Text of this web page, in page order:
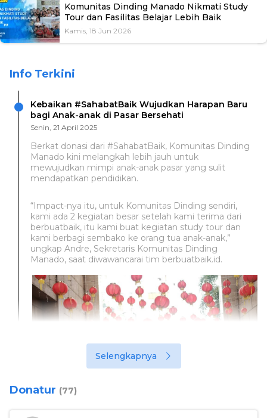
Komunitas Dinding Manado Nikmati Study
Tour dan Fasilitas Belajar Lebih Baik
Kamis, 18 Jun 2026
Info Terkini
Kebaikan #SahabatBaik Wujudkan Harapan Baru
bagi Anak-anak di Pasar Bersehati
Senin, 21 April 2025
Berkat donasi dari #SahabatBaik, Komunitas Dinding
Manado kini melangkah lebih jauh untuk
mewujudkan mimpi anak-anak pasar yang sulit
mendapatkan pendidikan.
“Impact-nya itu, untuk Komunitas Dinding sendiri,
kami ada 2 kegiatan besar setelah kami terima dari
berbuatbaik, itu kami buat kegiatan study tour dan
kami berbagi sembako ke orang tua anak-anak,”
ungkap Andre, Sekretaris Komunitas Dinding
Manado, saat diwawancarai tim berbuatbaik.id.
Selengkapnya
Donatur (77)